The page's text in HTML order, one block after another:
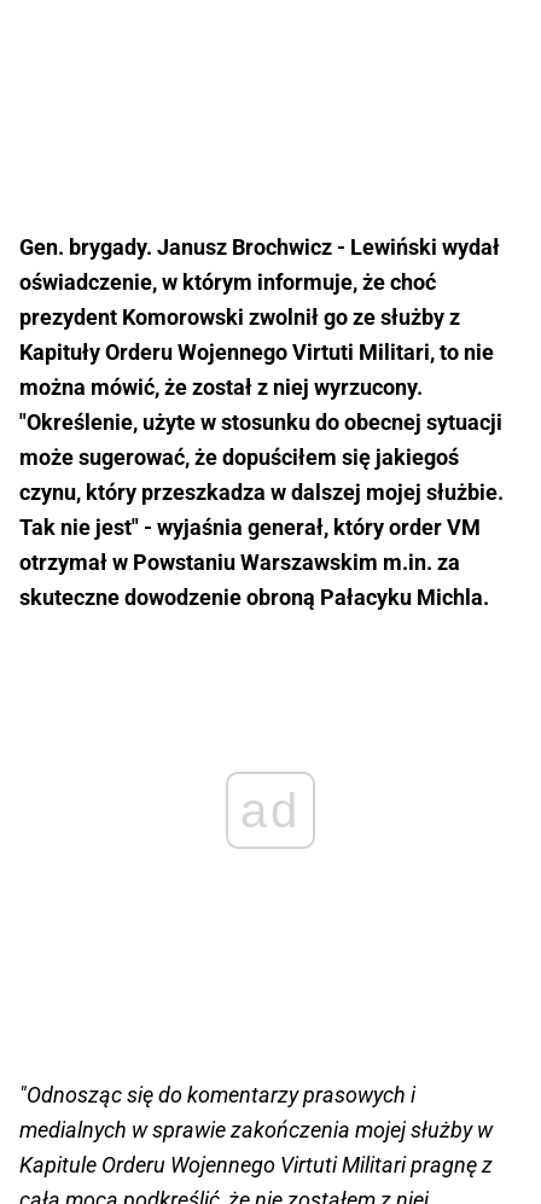
Gen. brygady. Janusz Brochwicz - Lewiński wydał
oświadczenie, w którym informuje, że choć
prezydent Komorowski zwolnił go ze służby z
Kapituły Orderu Wojennego Virtuti Militari, to nie
można mówić, że został z niej wyrzucony.
"Określenie, użyte w stosunku do obecnej sytuacji
może sugerować, że dopuściłem się jakiegoś
czynu, który przeszkadza w dalszej mojej służbie.
Tak nie jest" - wyjaśnia generał, który order VM
otrzymał w Powstaniu Warszawskim m.in. za
skuteczne dowodzenie obroną Pałacyku Michla.
ad
"Odnosząc się do komentarzy prasowych i
medialnych w sprawie zakończenia mojej służby w
Kapitule Orderu Wojennego Virtuti Militari pragnę z